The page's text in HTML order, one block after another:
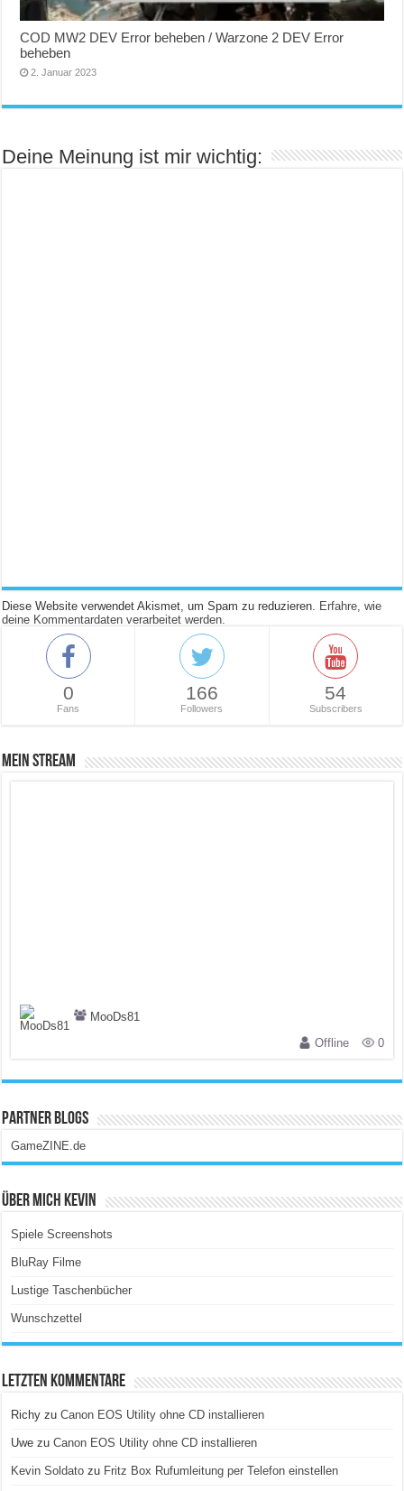
COD MW2 DEV Error beheben / Warzone 2 DEV Error
beheben
2. Januar 2023
Deine Meinung ist mir wichtig:
Diese Website verwendet Akismet, um Spam zu reduzieren. Erfahre, wie
deine Kommentardaten verarbeitet werden.
0
Fans
166
Followers
54
Subscribers
Mein Stream
MooDs81
Offline
0
Partner Blogs
GameZINE.de
Über Mich Kevin
Spiele Screenshots
BluRay Filme
Lustige Taschenbücher
Wunschzettel
Letzten Kommentare
Richy zuCanon EOS Utility ohne CD installieren
Uwe zuCanon EOS Utility ohne CD installieren
Kevin Soldato zu Fritz Box Rufumleitung per Telefon einstellen